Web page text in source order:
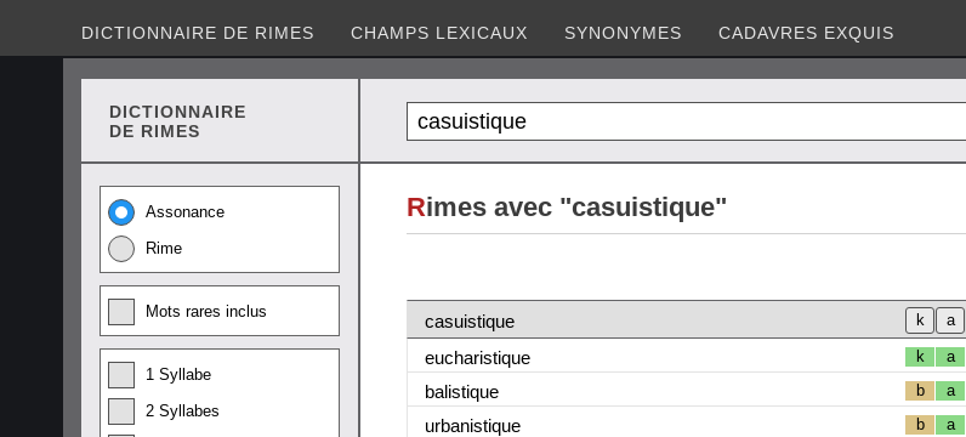
DICTIONNAIRE DE RIMES CHAMPS LEXICAUX SYNONYMES CADAVRES EXQUIS
DICTIONNAIRE
DE RIMES
Assonance
Rime
Mots rares inclus
1 Syllabe
2 Syllabes
Rimes avec "casuistique"
casuistique
eucharistique
k a
balistique b a
urbanistique b a